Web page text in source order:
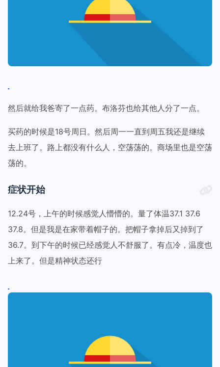
然后就给我爸寄了一点药。布洛芬也给其他人分了一点。
买药的时候是18号周日。然后周一一直到周五我还是继续
去上班了。路上都没有什么人，空荡荡的。商场里也是空荡
荡的。
症状开始
12.24号，上午的时候感觉人懵懵的。量了体温37.1 37.6
37.8。但是我是在家带着帽子的。把帽子拿掉后又掉到了
36.7。到下午的时候已经感觉人不舒服了。有点冷，温度也
上来了。但是精神状态还行